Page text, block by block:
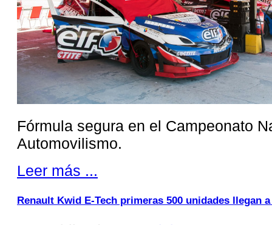
Fórmula segura en el Campeonato
Automovilismo.
Leer más ...
Renault Kwid E-Tech primeras 500 unidades llegan